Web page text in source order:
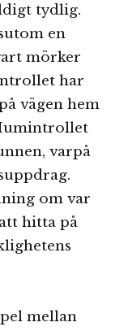
tydlig.
en
mörker
har
vägen hem
varpå
om var
hitta på
mellan